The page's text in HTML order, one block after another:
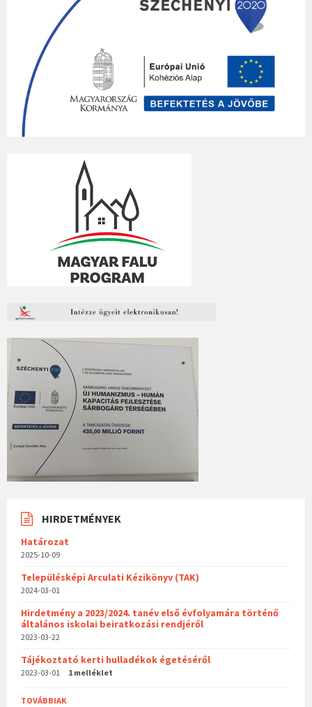
HIRDETMÉNYEK
Határozat
2025-10-09
Településképi Arculati Kézikönyv (TAK)
2024-03-01
Hirdetmény a 2023/2024. tanév első évfolyamára történő
általános iskolai beiratkozási rendjéről
2023-03-22
Tájékoztató kerti hulladékok égetéséről
2023-03-01 1 melléklet
TOVÁBBIAK